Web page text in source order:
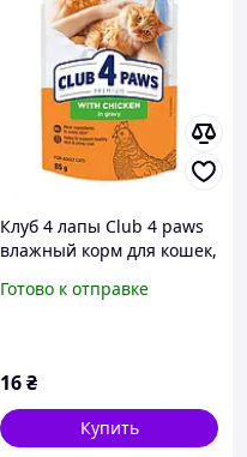
Клуб 4 лапы Club 4 paws
влажный корм для кошек,
Готово к отправке
16₴
Купить